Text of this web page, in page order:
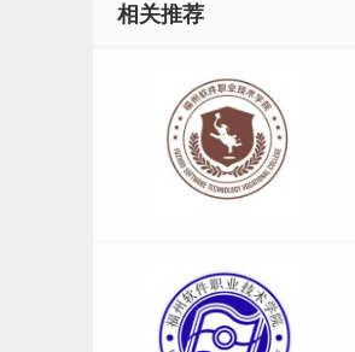
室对招生工作实施监督。
（三）录取规则
1．以公平、公正、公开为
以全国普通高等学校统一
对思想政治品德考核合格
业基础知识、职业技能测
相关推荐